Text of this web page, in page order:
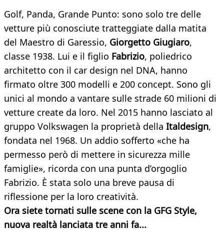
Golf, Panda, Grande Punto: sono solo tre delle
vetture più conosciute tratteggiate dalla matita
del Maestro di Garessio, Giorgetto Giugiaro,
classe 1938. Lui e il figlio Fabrizio, poliedrico
architetto con il car design nel DNA, hanno
firmato oltre 300 modelli e 200 concept. Sono gli
unici al mondo a vantare sulle strade 60 milioni di
vetture create da loro. Nel 2015 hanno lasciato al
gruppo Volkswagen la proprietà della Italdesign,
fondata nel 1968. Un addio sofferto «che ha
permesso però di mettere in sicurezza mille
famiglie», ricorda con una punta d’orgoglio
Fabrizio. È stata solo una breve pausa di
riflessione per la loro creatività.
Ora siete tornati sulle scene con la GFG Style,
nuova realtà lanciata tre anni fa...